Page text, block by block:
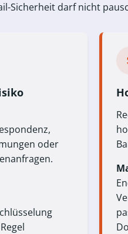
Sicherheit darf nicht
oder